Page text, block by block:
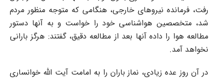
رفت، فرمانده نیروهای خارجی، هنگامی که متوجه منظور مردم
شد، متخصصین هواشناسی خود را خواست و به آنها دستور
مطالعه هوا را داده آنها بعد از مطالعه دقیق، گفتند: هرگز بارانی
نخواهد آمد.
در آن روز عده زیادی، نماز باران را به امامت آیت الله خوانساری